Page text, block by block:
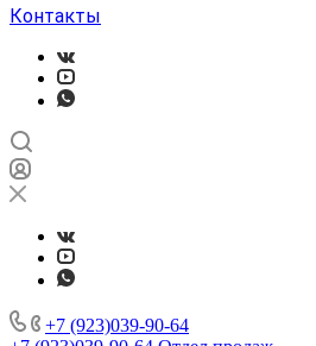
Контакты
+7 (923)039-90-64